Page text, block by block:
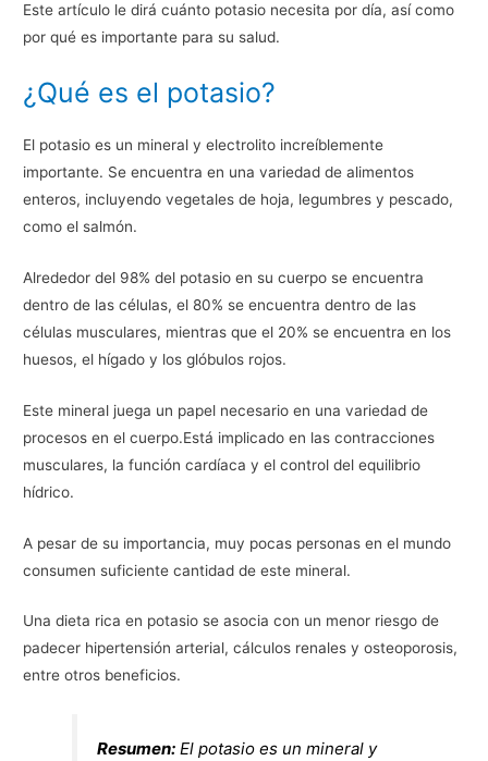
Este artículo le dirá cuánto potasio necesita por día, así como
por qué es importante para su salud.
¿Qué es el potasio?
El potasio es un mineral y electrolito increíblemente
importante. Se encuentra en una variedad de alimentos
enteros, incluyendo vegetales de hoja, legumbres y pescado,
como el salmón.
Alrededor del 98% del potasio en su cuerpo se encuentra
dentro de las células, el 80% se encuentra dentro de las
células musculares, mientras que el 20% se encuentra en los
huesos, el hígado y los glóbulos rojos.
Este mineral juega un papel necesario en una variedad de
procesos en el cuerpo.Está implicado en las contracciones
musculares, la función cardíaca y el control del equilibrio
hídrico.
A pesar de su importancia, muy pocas personas en el mundo
consumen suficiente cantidad de este mineral.
Una dieta rica en potasio se asocia con un menor riesgo de
padecer hipertensión arterial, cálculos renales y osteoporosis,
entre otros beneficios.
Resumen: El potasio es un mineral y